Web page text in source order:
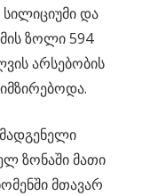
და
ზოლი 594
არსებობის
ზონაში მათი
მთავარ